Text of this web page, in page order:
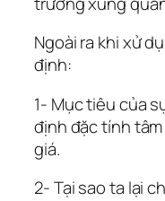
Ngoài ra khi xử
định:
1- Mục tiêu của
định đặc tính
giá.
2- Tại sao ta lại